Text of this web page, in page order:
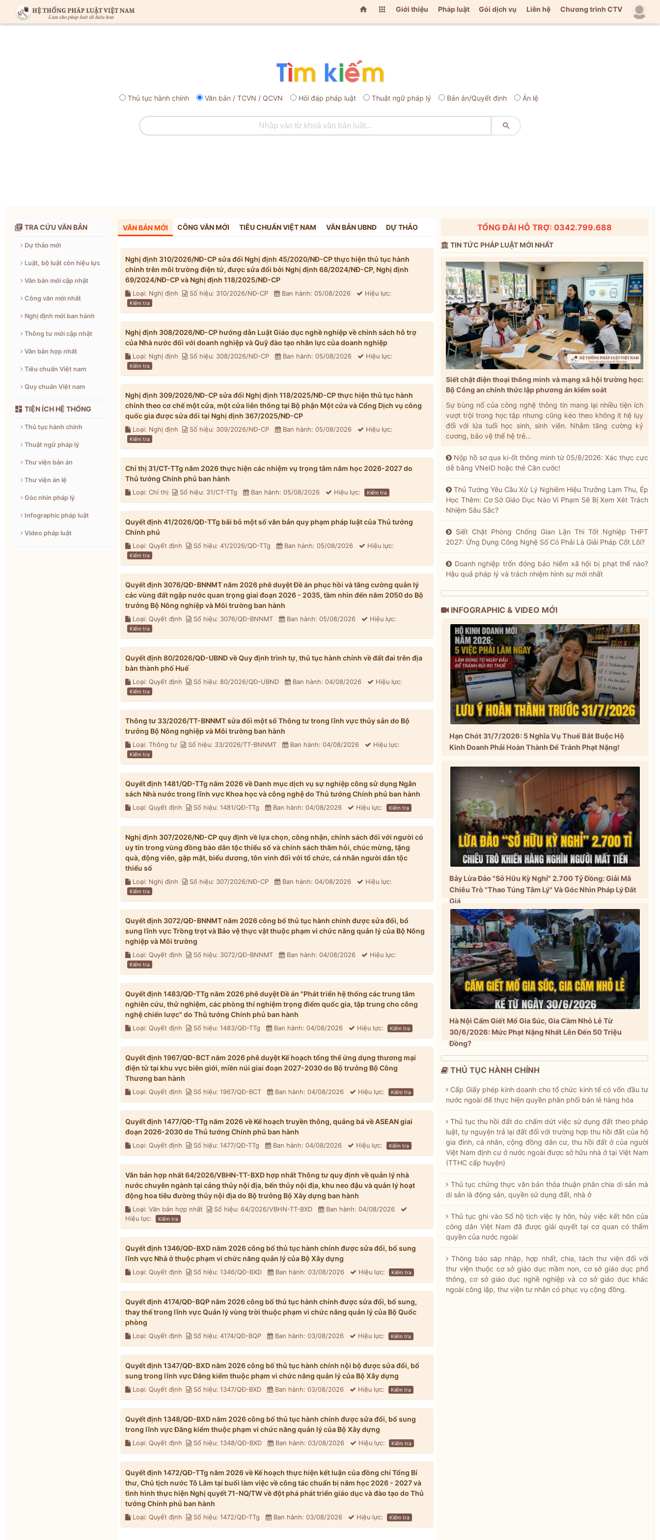
  Giới thiệu Pháp luật Gói dịch vụ Liên hệ Chương trình CTV
Thủ tục hành chính Văn bản / TCVN / QCVN Hỏi đáp pháp luật Thuật ngữ pháp lý Bản án/Quyết định Án lệ

 TRA CỨU VĂN BẢN
Dự thảo mới
Luật, bộ luật còn hiệu lực
Văn bản mới cập nhật
Công văn mới nhất
Nghị định mới ban hành
Thông tư mới cập nhật
Văn bản hợp nhất
Tiêu chuẩn Việt nam
Quy chuẩn Việt nam
 TIỆN ÍCH HỆ THỐNG
Thủ tục hành chính
Thuật ngữ pháp lý
Thư viện bản án
Thư viện án lệ
Góc nhìn pháp lý
Infographic pháp luật
Video pháp luật
VĂN BẢN MỚI CÔNG VĂN MỚI TIÊU CHUẨN VIỆT NAM VĂN BẢN UBND DỰ THẢO
Nghị định 310/2026/NĐ-CP sửa đổi Nghị định 45/2020/NĐ-CP thực hiện thủ tục hành
chính trên môi trường điện tử, được sửa đổi bởi Nghị định 68/2024/NĐ-CP, Nghị định
69/2024/NĐ-CP và Nghị định 118/2025/NĐ-CP
Loại: Nghị định Số hiệu: 310/2026/NĐ-CP Ban hành: 05/08/2026 Hiệu lực:
Kiểm tra
Nghị định 308/2026/NĐ-CP hướng dẫn Luật Giáo dục nghề nghiệp về chính sách hỗ trợ
của Nhà nước đối với doanh nghiệp và Quỹ đào tạo nhân lực của doanh nghiệp
Loại: Nghị định Số hiệu: 308/2026/NĐ-CP Ban hành: 05/08/2026 Hiệu lực:
Kiểm tra
Nghị định 309/2026/NĐ-CP sửa đổi Nghị định 118/2025/NĐ-CP thực hiện thủ tục hành
chính theo cơ chế một cửa, một cửa liên thông tại Bộ phận Một cửa và Cổng Dịch vụ công
quốc gia được sửa đổi tại Nghị định 367/2025/NĐ-CP
Loại: Nghị định Số hiệu: 309/2026/NĐ-CP Ban hành: 05/08/2026 Hiệu lực:
Kiểm tra
Chỉ thị 31/CT-TTg năm 2026 thực hiện các nhiệm vụ trọng tâm năm học 2026-2027 do
Thủ tướng Chính phủ ban hành
Loại: Chỉ thị Số hiệu: 31/CT-TTg Ban hành: 05/08/2026 Hiệu lực: Kiểm tra
Quyết định 41/2026/QĐ-TTg bãi bỏ một số văn bản quy phạm pháp luật của Thủ tướng
Chính phủ
Loại: Quyết định Số hiệu: 41/2026/QĐ-TTg Ban hành: 05/08/2026 Hiệu lực:
Kiểm tra
Quyết định 3076/QĐ-BNNMT năm 2026 phê duyệt Đề án phục hồi và tăng cường quản lý
các vùng đất ngập nước quan trọng giai đoạn 2026 - 2035, tầm nhìn đến năm 2050 do Bộ
trưởng Bộ Nông nghiệp và Môi trường ban hành
Loại: Quyết định Số hiệu: 3076/QĐ-BNNMT Ban hành: 05/08/2026 Hiệu lực:
Kiểm tra
Quyết định 80/2026/QĐ-UBND về Quy định trình tự, thủ tục hành chính về đất đai trên địa
bàn thành phố Huế
Loại: Quyết định Số hiệu: 80/2026/QĐ-UBND Ban hành: 04/08/2026 Hiệu lực:
Kiểm tra
Thông tư 33/2026/TT-BNNMT sửa đổi một số Thông tư trong lĩnh vực thủy sản do Bộ
trưởng Bộ Nông nghiệp và Môi trường ban hành
Loại: Thông tư Số hiệu: 33/2026/TT-BNNMT Ban hành: 04/08/2026 Hiệu lực:
Kiểm tra
Quyết định 1481/QĐ-TTg năm 2026 về Danh mục dịch vụ sự nghiệp công sử dụng Ngân
sách Nhà nước trong lĩnh vực Khoa học và công nghệ do Thủ tướng Chính phủ ban hành
Loại: Quyết định Số hiệu: 1481/QĐ-TTg Ban hành: 04/08/2026 Hiệu lực: Kiểm tra
Nghị định 307/2026/NĐ-CP quy định về lựa chọn, công nhận, chính sách đối với người có
uy tín trong vùng đồng bào dân tộc thiểu số và chính sách thăm hỏi, chúc mừng, tặng
quà, động viên, gặp mặt, biểu dương, tôn vinh đối với tổ chức, cá nhân người dân tộc
thiểu số
Loại: Nghị định Số hiệu: 307/2026/NĐ-CP Ban hành: 04/08/2026 Hiệu lực:
Kiểm tra
Quyết định 3072/QĐ-BNNMT năm 2026 công bố thủ tục hành chính được sửa đổi, bổ
sung lĩnh vực Trồng trọt và Bảo vệ thực vật thuộc phạm vi chức năng quản lý của Bộ Nông
nghiệp và Môi trường
Loại: Quyết định Số hiệu: 3072/QĐ-BNNMT Ban hành: 04/08/2026 Hiệu lực:
Kiểm tra
Quyết định 1483/QĐ-TTg năm 2026 phê duyệt Đề án "Phát triển hệ thống các trung tâm
nghiên cứu, thử nghiệm, các phòng thí nghiệm trọng điểm quốc gia, tập trung cho công
nghệ chiến lược" do Thủ tướng Chính phủ ban hành
Loại: Quyết định Số hiệu: 1483/QĐ-TTg Ban hành: 04/08/2026 Hiệu lực: Kiểm tra
Quyết định 1967/QĐ-BCT năm 2026 phê duyệt Kế hoạch tổng thể ứng dụng thương mại
điện tử tại khu vực biên giới, miền núi giai đoạn 2027-2030 do Bộ trưởng Bộ Công
Thương ban hành
Loại: Quyết định Số hiệu: 1967/QĐ-BCT Ban hành: 04/08/2026 Hiệu lực: Kiểm tra
Quyết định 1477/QĐ-TTg năm 2026 về Kế hoạch truyền thông, quảng bá về ASEAN giai
đoạn 2026-2030 do Thủ tướng Chính phủ ban hành
Loại: Quyết định Số hiệu: 1477/QĐ-TTg Ban hành: 04/08/2026 Hiệu lực: Kiểm tra
Văn bản hợp nhất 64/2026/VBHN-TT-BXD hợp nhất Thông tư quy định về quản lý nhà
nước chuyên ngành tại cảng thủy nội địa, bến thủy nội địa, khu neo đậu và quản lý hoạt
động hoa tiêu đường thủy nội địa do Bộ trưởng Bộ Xây dựng ban hành
Loại: Văn bản hợp nhất Số hiệu: 64/2026/VBHN-TT-BXD
Ban hành: 04/08/2026
Hiệu lực:
Kiểm tra
Quyết định 1346/QĐ-BXD năm 2026 công bố thủ tục hành chính được sửa đổi, bổ sung
lĩnh vực Nhà ở thuộc phạm vi chức năng quản lý của Bộ Xây dựng
Loại: Quyết định Số hiệu: 1346/QĐ-BXD Ban hành: 03/08/2026 Hiệu lực: Kiểm tra
Quyết định 4174/QĐ-BQP năm 2026 công bố thủ tục hành chính được sửa đổi, bổ sung,
thay thế trong lĩnh vực Quản lý vùng trời thuộc phạm vi chức năng quản lý của Bộ Quốc
phòng
Loại: Quyết định Số hiệu: 4174/QĐ-BQP Ban hành: 03/08/2026 Hiệu lực: Kiểm tra
Quyết định 1347/QĐ-BXD năm 2026 công bố thủ tục hành chính nội bộ được sửa đổi, bổ
sung trong lĩnh vực Đăng kiểm thuộc phạm vi chức năng quản lý của Bộ Xây dựng
Loại: Quyết định Số hiệu: 1347/QĐ-BXD Ban hành: 03/08/2026 Hiệu lực: Kiểm tra
Quyết định 1348/QĐ-BXD năm 2026 công bố thủ tục hành chính được sửa đổi, bổ sung
trong lĩnh vực Đăng kiểm thuộc phạm vi chức năng quản lý của Bộ Xây dựng
Loại: Quyết định Số hiệu: 1348/QĐ-BXD Ban hành: 03/08/2026 Hiệu lực: Kiểm tra
Quyết định 1472/QĐ-TTg năm 2026 về Kế hoạch thực hiện kết luận của đồng chí Tổng Bí
thư, Chủ tịch nước Tô Lâm tại buổi làm việc về công tác chuẩn bị năm học 2026 - 2027 và
tình hình thực hiện Nghị quyết 71-NQ/TW về đột phá phát triển giáo dục và đào tạo do Thủ
tướng Chính phủ ban hành
Loại: Quyết định Số hiệu: 1472/QĐ-TTg Ban hành: 03/08/2026 Hiệu lực: Kiểm tra
TỔNG ĐÀI HỖ TRỢ: 0342.799.688
TIN TỨC PHÁP LUẬT MỚI NHẤT
Siết chặt điện thoại thông minh và mạng xã hội trường học:
Bộ Công an chính thức lập phương án kiểm soát
Sự bùng nổ của công nghệ thông tin mang lại nhiều tiện ích
vượt trội trong học tập nhưng cũng kéo theo không ít hệ lụy
đối với lứa tuổi học sinh, sinh viên. Nhằm tăng cường kỷ
cương, bảo vệ thế hệ trẻ...
Nộp hồ sơ qua ki-ốt thông minh từ 05/8/2026: Xác thực cực
dễ bằng VNeID hoặc thẻ Căn cước!
Thủ Tướng Yêu Cầu Xử Lý Nghiêm Hiệu Trưởng Lạm Thu, Ép
Học Thêm: Cơ Sở Giáo Dục Nào Vi Phạm Sẽ Bị Xem Xét Trách
Nhiệm Sâu Sắc?
Siết Chặt Phòng Chống Gian Lận Thi Tốt Nghiệp THPT
2027: Ứng Dụng Công Nghệ Số Có Phải Là Giải Pháp Cốt Lõi?
Doanh nghiệp trốn đóng bảo hiểm xã hội bị phạt thế nào?
Hậu quả pháp lý và trách nhiệm hình sự mới nhất
INFOGRAPHIC & VIDEO MỚI
Hạn Chót 31/7/2026: 5 Nghĩa Vụ Thuế Bắt Buộc Hộ
Kinh Doanh Phải Hoàn Thành Để Tránh Phạt Nặng!
Bẫy Lừa Đảo "Sở Hữu Kỳ Nghỉ" 2.700 Tỷ Đồng: Giải Mã
Chiêu Trò "Thao Túng Tâm Lý" Và Góc Nhìn Pháp Lý Đắt
Giá
Hà Nội Cấm Giết Mổ Gia Súc, Gia Cầm Nhỏ Lẻ Từ
30/6/2026: Mức Phạt Nặng Nhất Lên Đến 50 Triệu
Đồng?
THỦ TỤC HÀNH CHÍNH
Cấp Giấy phép kinh doanh cho tổ chức kinh tế có vốn đầu tư
nước ngoài để thực hiện quyền phân phối bán lẻ hàng hóa
Thủ tục thu hồi đất do chấm dứt việc sử dụng đất theo pháp
luật, tự nguyện trả lại đất đối với trường hợp thu hồi đất của hộ
gia đình, cá nhân, cộng đồng dân cư, thu hồi đất ở của người
Việt Nam định cư ở nước ngoài được sở hữu nhà ở tại Việt Nam
(TTHC cấp huyện)
Thủ tục chứng thực văn bản thỏa thuận phân chia di sản mà
di sản là động sản, quyền sử dụng đất, nhà ở
Thủ tục ghi vào Sổ hộ tịch việc ly hôn, hủy việc kết hôn của
công dân Việt Nam đã được giải quyết tại cơ quan có thẩm
quyền của nước ngoài
Thông báo sáp nhập, hợp nhất, chia, tách thư viện đối với
thư viện thuộc cơ sở giáo dục mầm non, cơ sở giáo dục phổ
thông, cơ sở giáo dục nghề nghiệp và cơ sở giáo dục khác
ngoài công lập, thư viện tư nhân có phục vụ cộng đồng.